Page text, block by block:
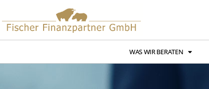
WAS WIR BERATEN